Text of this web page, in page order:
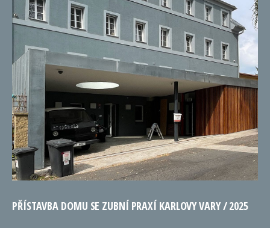
PŘÍSTAVBA DOMU SE ZUBNÍ PRAXÍ KARLOVY VARY / 2025